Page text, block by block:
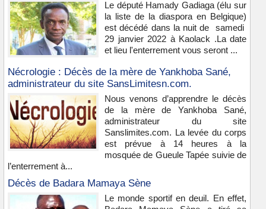
Le député Hamady Gadiaga (élu sur
la liste de la diaspora en Belgique)
est décédé dans la nuit de samedi
29 janvier 2022 à Kaolack .La date
et lieu l'enterrement vous seront ...
Nécrologie : Décès de la mère de Yankhoba Sané,
administrateur du site SansLimitesn.com.
Nous venons d’apprendre le décès
de la mère de Yankhoba Sané,
administrateur du site
Sanslimites.com. La levée du corps
est prévue à 14 heures à la
mosquée de Gueule Tapée suivie de
l’enterrement à...
Décès de Badara Mamaya Sène
Le monde sportif en deuil. En effet,